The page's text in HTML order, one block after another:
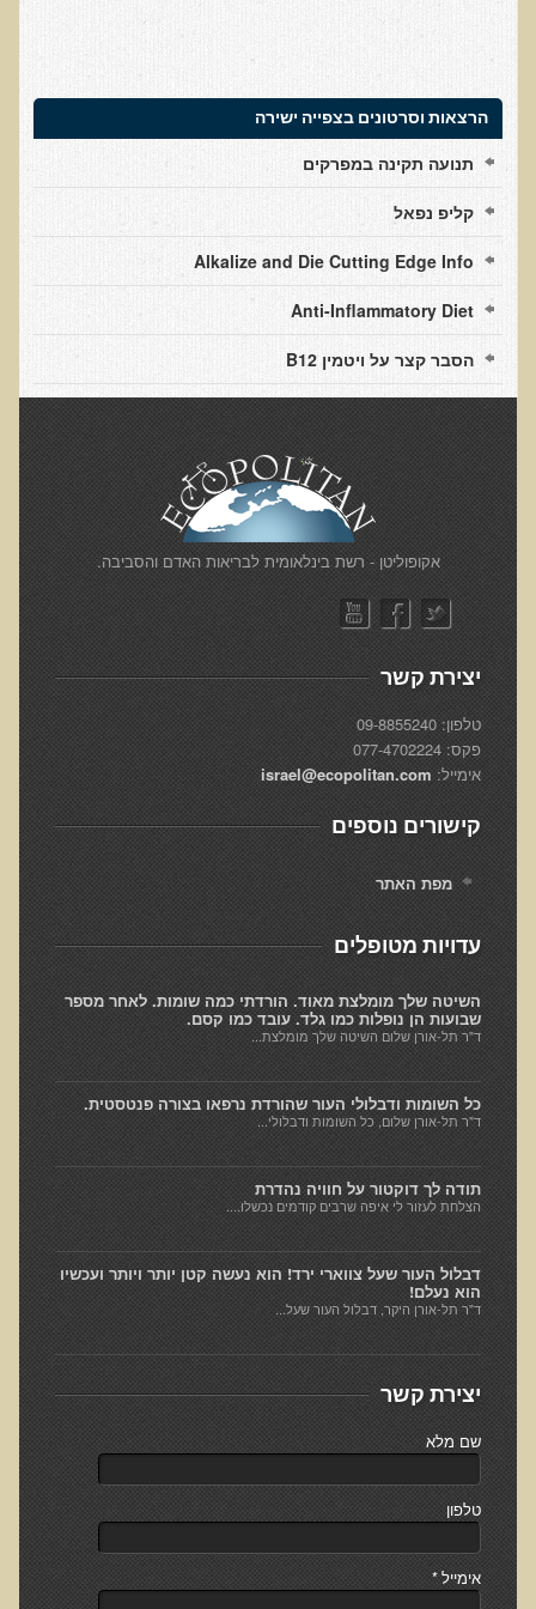
הארגון הישראלי לרפואת שיניים פונקציונאלית
תסמונת הנוירון הוקסי
מחקרים וספרות מדעית
רפואת שיניים ללא כספית ואמלגם
גולשים ממליצים
צור קשר
הסמכה
סדנאות מעמיקות להסמכה
טיהור רעלים
שאלות ותשובות מסדנת טיהור רעלים
רכישת סדנת טיהור רעלים
תגובות ממשתתפי סדנת טיהור רעלים
סודות העיכול
שאלות ותשובות מסדנת סודות העיכול
רכישת סדנת סודות העיכול
חיים ארוכים ובריאים
רכישת סדנת חיים ארוכים ובריאים
שאלות ותשובות מסדנת חיים ארוכים ובריאים
פליאו-אנתרופולוגיה ותזונת האדם
רכישת סדנת פליאו-אנתרופולוגיה ותזונת האדם
נפש בריאה במוח בריא
שאלות ותשובות מסדנת נפש בריאה במוח בריא
רכישת סדנת נפש בריאה במוח בריא
המזון: תרופה או מניעה
רכישת סדנת המזון: תרופה או מניעה
מתכות רעילות
רכישת סדנת מתכות רעילות
שאלות ותשובות מסדנת מתכות רעילות
האבחון הקליני והטיפול בבעיות של חילוף חומרים
שאלות ותשובות מסדנת חילוף חומרים
רכישת סדנת האבחון הקליני והטיפול בבעיות של חילוף חומרים
מחלות כלי דם ולב
רכישת סדנת מחלות כלי דם ולב
הקרינה והשדות האלקטרומגנטיים
רכישת סדנת הקרינה והשדות האלקטרומגנטיים
מערכת התריס
הרצאות וסרטונים בצפייה ישירה
תנועה תקינה במפרקים
קליפ נפאל
Alkalize and Die Cutting Edge Info
Anti-Inflammatory Diet
הסבר קצר על ויטמין B12
​אקופוליטן - רשת בינלאומית לבריאות האדם והסביבה.
יצירת קשר
טלפון: 09-8855240
פקס: 077-4702224
אימייל: israel@ecopolitan.com
קישורים נוספים
מפת האתר
עדויות מטופלים
השיטה שלך מומלצת מאוד. הורדתי כמה שומות. לאחר מספר
שבועות הן נופלות כמו גלד. עובד כמו קסם.
ד"ר תל-אורן שלום השיטה שלך מומלצת...
כל השומות ודבלולי העור שהורדת נרפאו בצורה פנטסטית.
ד"ר תל-אורן שלום, כל השומות ודבלולי...
תודה לך דוקטור על חוויה נהדרת
הצלחת לעזור לי איפה שרבים קודמים נכשלו....
דבלול העור שעל צווארי ירד! הוא נעשה קטן יותר ויותר ועכשיו
הוא נעלם!
ד"ר תל-אורן היקר, דבלול העור שעל...
יצירת קשר
שם מלא
טלפון
אימייל*